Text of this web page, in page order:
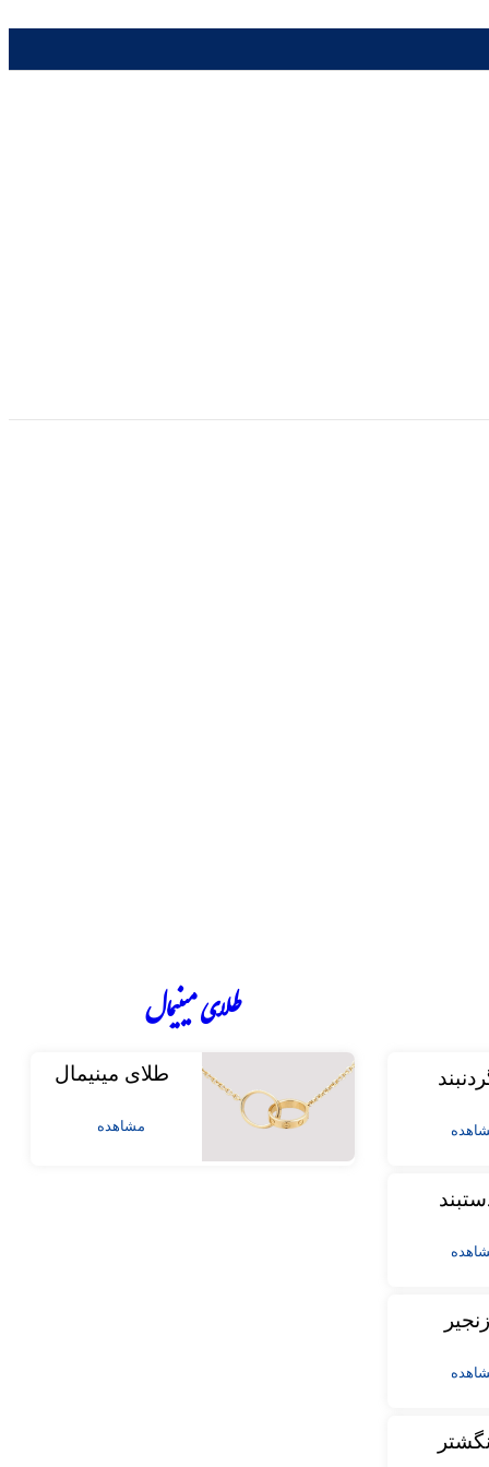
زنجیر
طلای مینیمال
طلای مینیمال
مشاهده